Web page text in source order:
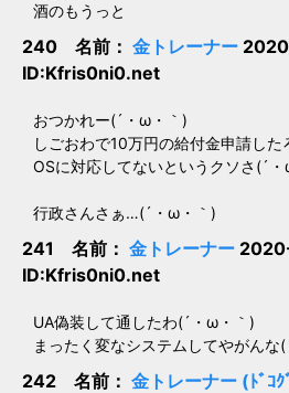
酒のもうっと
240 名前： 金トレーナー
ID:Kfris0ni0.net
おつかれー(´・ω・｀)
しごおわで10万円の給付金申請し
OSに対応してないというクソさ(´
行政さんさぁ…(´・ω・｀)
241 名前： 金トレーナー
ID:Kfris0ni0.net
UA偽装して通したわ(´・ω・｀)
まったく変なシステムしてやがんな
242 名前： 金トレーナー (ﾄﾞｺ